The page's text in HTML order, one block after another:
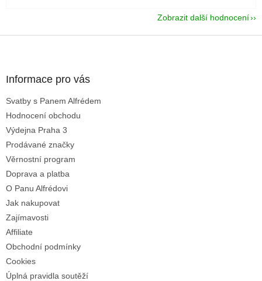
Zobrazit další hodnocení
Informace pro vás
Svatby s Panem Alfrédem
Hodnocení obchodu
Výdejna Praha 3
Prodávané značky
Věrnostní program
Doprava a platba
O Panu Alfrédovi
Jak nakupovat
Zajímavosti
Affiliate
Obchodní podmínky
Cookies
Úplná pravidla soutěží